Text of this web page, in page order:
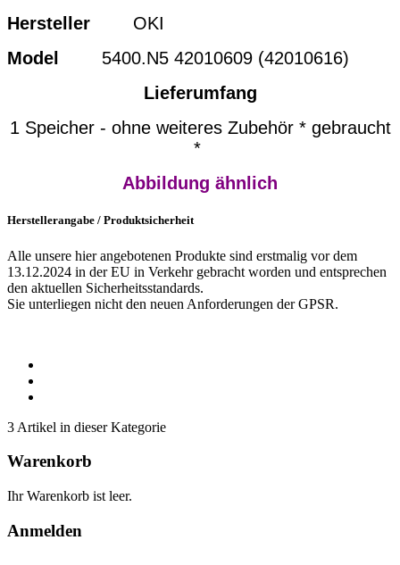
Hersteller
OKI
Model
5400.N5 42010609 (42010616)
Lieferumfang
1 Speicher - ohne weiteres Zubehör * gebraucht
*
Abbildung ähnlich
Herstellerangabe / Produktsicherheit
Alle unsere hier angebotenen Produkte sind erstmalig vor dem
13.12.2024 in der EU in Verkehr gebracht worden und entsprechen
den aktuellen Sicherheitsstandards.
Sie unterliegen nicht den neuen Anforderungen der GPSR.
3 Artikel in dieser Kategorie
Warenkorb
Ihr Warenkorb ist leer.
Anmelden